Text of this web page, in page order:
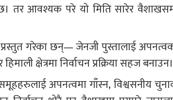
तर आवश्यक परे यो मिति सारेर
प्रस्तुत गरेका छन्— जेनजी पुस्तालाई
क्षेत्रमा निर्वाचन प्रक्रिया सहज बनाउन।
अपनत्वमा गाँस्न, विश्वसनीय